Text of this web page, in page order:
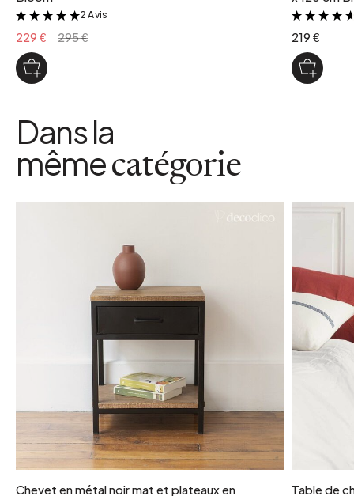
&
2 Avis
229 € 295 € 219 €
Dans la
mêmecatégorie
Chevet en métal noir mat et plateaux en
Table de